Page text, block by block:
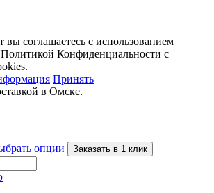
вы соглашаетесь с использованием
Конфиденциальности с
Принять
опции Заказать в 1 клик